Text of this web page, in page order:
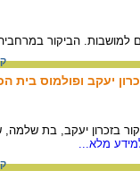
הביקור
יעקב ופולמוס בית
יעקב, בת שלמה,
מלא...